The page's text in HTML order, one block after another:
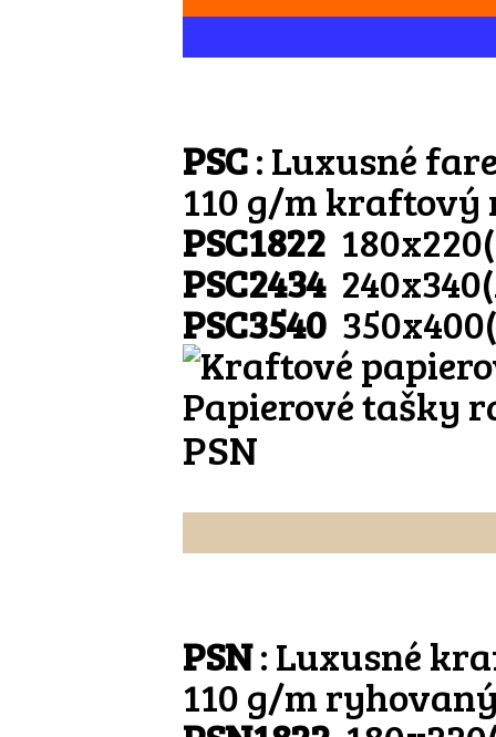
PSC: Luxusné
110 g/m
PSC1822
PSC2434
PSC3540
Papierové tašky
PSN
PSN: Luxusné
110 g/m